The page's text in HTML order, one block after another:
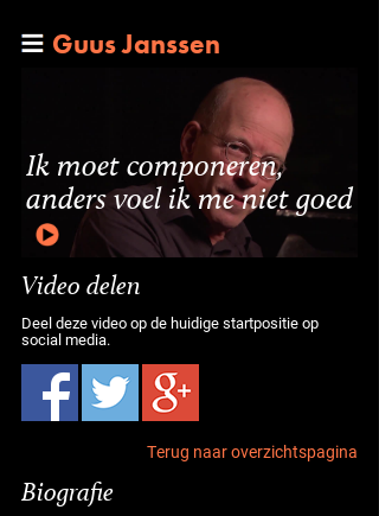
Guus Janssen
Ik moet componeren,
anders voel ik me niet goed
Video delen
Deel deze video op de huidige startpositie op
social media.
Terug naar overzichtspagina
Biografie